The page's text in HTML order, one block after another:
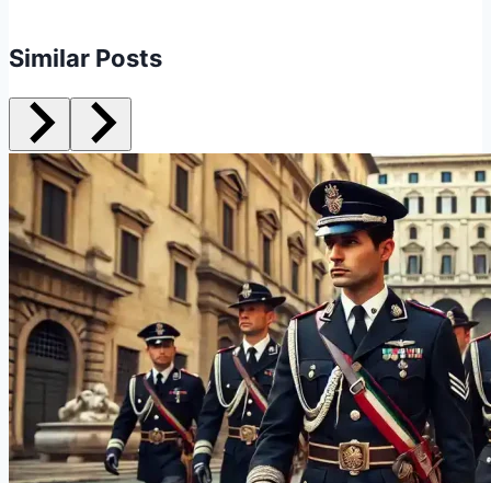
Similar Posts